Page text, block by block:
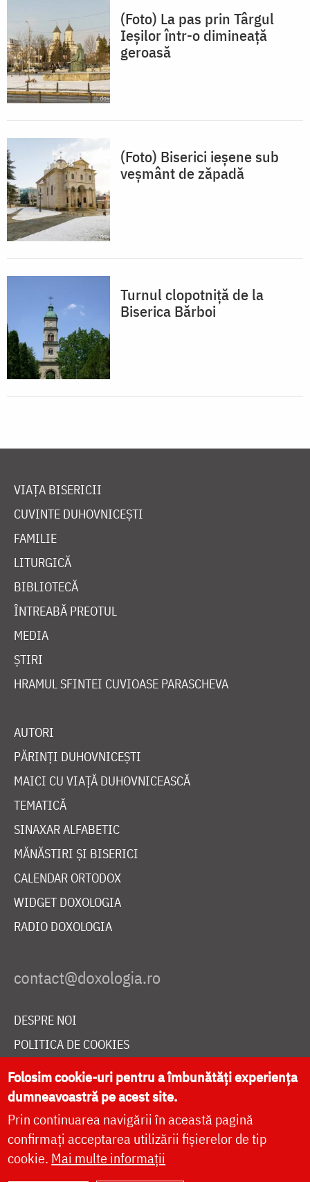
(Foto) La pas prin Târgul
Ieșilor într-o dimineață
geroasă
(Foto) Biserici ieșene sub
veșmânt de zăpadă
Turnul clopotniță de la
Biserica Bărboi
VIAȚA BISERICII
CUVINTE DUHOVNICEȘTI
FAMILIE
LITURGICĂ
BIBLIOTECĂ
ÎNTREABĂ PREOTUL
MEDIA
ȘTIRI
HRAMUL SFINTEI CUVIOASE PARASCHEVA
AUTORI
PĂRINȚI DUHOVNICEȘTI
MAICI CU VIAȚĂ DUHOVNICEASCĂ
TEMATICĂ
SINAXAR ALFABETIC
MĂNĂSTIRI ȘI BISERICI
CALENDAR ORTODOX
WIDGET DOXOLOGIA
RADIO DOXOLOGIA
DESPRE NOI
POLITICA DE COOKIES
DONEAZĂ ONLINE PENTRU CATEDRALA NAȚIONALĂ
LIVE
Folosim cookie-uri pentru a îmbunătăți experiența
dumneavoastră pe acest site.
Prin continuarea navigării în această pagină
confirmați acceptarea utilizării fișierelor de tip
cookie. Mai multe informații